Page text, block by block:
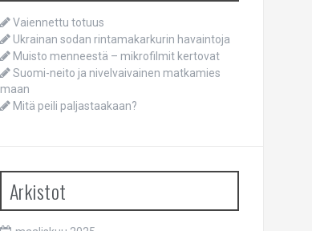
Vaiennettu totuus
Ukrainan sodan rintamakarkurin havaintoja
Muisto menneestä – mikrofilmit kertovat
Suomi-neito ja nivelvaivainen matkamies
maan
Mitä peili paljastaakaan?
Arkistot